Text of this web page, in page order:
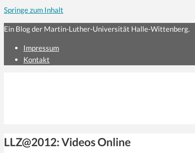
Springe zum Inhalt
Ein Blog der Martin-Luther-Universität Halle-Wittenberg.
Impressum
Kontakt
LLZ@2012: Videos Online